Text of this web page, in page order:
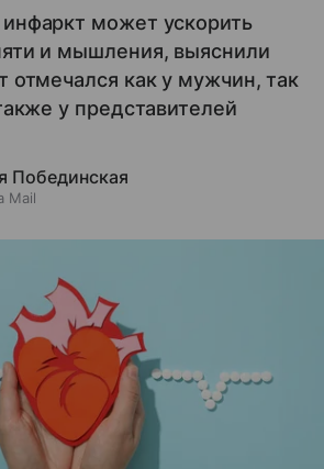
может ускорить
и мышления, выяснили
отмечался как у мужчин, так
у представителей
Побединская
Mail